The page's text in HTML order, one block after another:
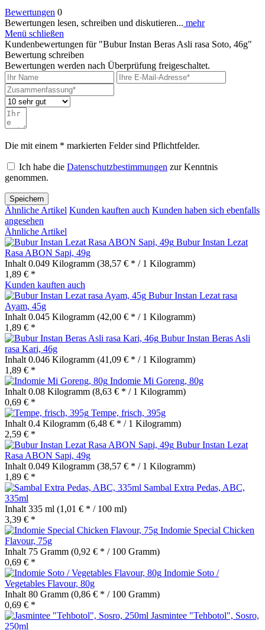
Bewertungen 0
Bewertungen lesen, schreiben und diskutieren... mehr
Menü schließen
Kundenbewertungen für "Bubur Instan Beras Asli rasa Soto, 46g"
Bewertung schreiben
Bewertungen werden nach Überprüfung freigeschaltet.
Die mit einem * markierten Felder sind Pflichtfelder.
Ich habe die Datenschutzbestimmungen zur Kenntnis
genommen.
Speichern
Ähnliche Artikel Kunden kauften auch Kunden haben sich ebenfalls
angesehen
Ähnliche Artikel
Bubur Instan Lezat
Rasa ABON Sapi, 49g
Inhalt 0.049 Kilogramm (38,57 € * / 1 Kilogramm)
1,89 € *
Kunden kauften auch
Bubur Instan Lezat rasa
Ayam, 45g
Inhalt 0.045 Kilogramm (42,00 € * / 1 Kilogramm)
1,89 € *
Bubur Instan Beras Asli
rasa Kari, 46g
Inhalt 0.046 Kilogramm (41,09 € * / 1 Kilogramm)
1,89 € *
Indomie Mi Goreng, 80g
Inhalt 0.08 Kilogramm (8,63 € * / 1 Kilogramm)
0,69 € *
Tempe, frisch, 395g
Inhalt 0.4 Kilogramm (6,48 € * / 1 Kilogramm)
2,59 € *
Bubur Instan Lezat
Rasa ABON Sapi, 49g
Inhalt 0.049 Kilogramm (38,57 € * / 1 Kilogramm)
1,89 € *
Sambal Extra Pedas, ABC,
335ml
Inhalt 335 ml (1,01 € * / 100 ml)
3,39 € *
Indomie Special Chicken
Flavour, 75g
Inhalt 75 Gramm (0,92 € * / 100 Gramm)
0,69 € *
Indomie Soto /
Vegetables Flavour, 80g
Inhalt 80 Gramm (0,86 € * / 100 Gramm)
0,69 € *
Jasmintee "Tehbotol", Sosro,
250ml